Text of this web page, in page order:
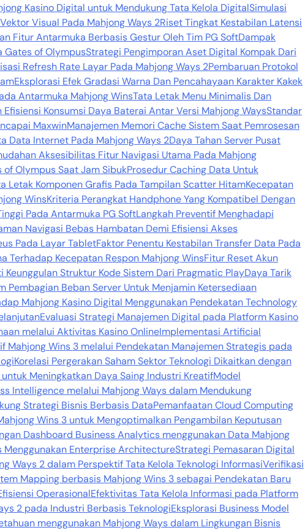
Kasino Digital untuk Mendukung Tata Kelola DigitalSimulasi
Visual Pada Mahjong Ways 2Riset Tingkat Kestabilan Latensi
Fitur Antarmuka Berbasis Gestur Oleh Tim PG SoftDampak
Gates of OlympusStrategi Pengimporan Aset Digital Kompak Dari
Refresh Rate Layar Pada Mahjong Ways 2Pembaruan Protokol
Eksplorasi Efek Gradasi Warna Dan Pencahayaan Karakter Kakek
Antarmuka Mahjong WinsTata Letak Menu Minimalis Dan
Efisiensi Konsumsi Daya Baterai Antar Versi Mahjong WaysStandar
MaxwinManajemen Memori Cache Sistem Saat Pemrosesan
Data Internet Pada Mahjong Ways 2Daya Tahan Server Pusat
Aksesibilitas Fitur Navigasi Utama Pada Mahjong
Olympus Saat Jam SibukProsedur Caching Data Untuk
Letak Komponen Grafis Pada Tampilan Scatter HitamKecepatan
WinsKriteria Perangkat Handphone Yang Kompatibel Dengan
Pada Antarmuka PG SoftLangkah Preventif Menghadapi
Navigasi Bebas Hambatan Demi Efisiensi Akses
Pada Layar TabletFaktor Penentu Kestabilan Transfer Data Pada
Terhadap Kecepatan Respon Mahjong WinsFitur Reset Akun
Keunggulan Struktur Kode Sistem Dari Pragmatic PlayDaya Tarik
Pembagian Beban Server Untuk Menjamin Ketersediaan
Mahjong Kasino Digital Menggunakan Pendekatan Technology
Evaluasi Strategi Manajemen Digital pada Platform Kasino
melalui Aktivitas Kasino OnlineImplementasi Artificial
Mahjong Wins 3 melalui Pendekatan Manajemen Strategis pada
Korelasi Pergerakan Saham Sektor Teknologi Dikaitkan dengan
Meningkatkan Daya Saing Industri KreatifModel
Intelligence melalui Mahjong Ways dalam Mendukung
Strategi Bisnis Berbasis DataPemanfaatan Cloud Computing
Wins 3 untuk Mengoptimalkan Pengambilan Keputusan
Dashboard Business Analytics menggunakan Data Mahjong
Menggunakan Enterprise ArchitectureStrategi Pemasaran Digital
Ways 2 dalam Perspektif Tata Kelola Teknologi InformasiVerifikasi
Mapping berbasis Mahjong Wins 3 sebagai Pendekatan Baru
OperasionalEfektivitas Tata Kelola Informasi pada Platform
2 pada Industri Berbasis TeknologiEksplorasi Business Model
menggunakan Mahjong Ways dalam Lingkungan Bisnis